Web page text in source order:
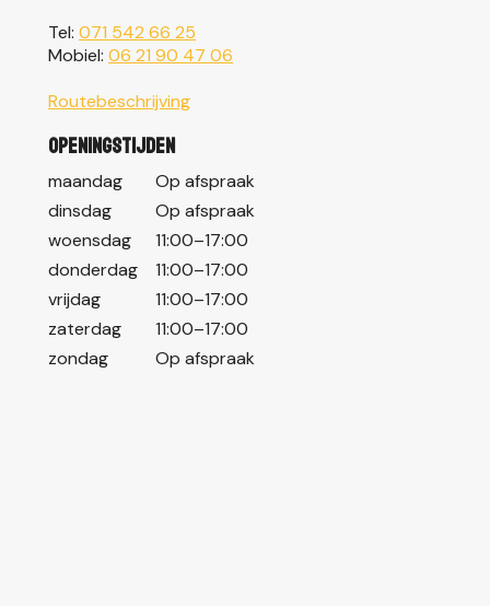
Tel: 071 542 66 25
Mobiel: 06 21 90 47 06
Routebeschrijving
Openingstijden
maandag
Op afspraak
dinsdag
Op afspraak
woensdag
11:00–17:00
donderdag
11:00–17:00
vrijdag
11:00–17:00
zaterdag
11:00–17:00
zondag
Op afspraak